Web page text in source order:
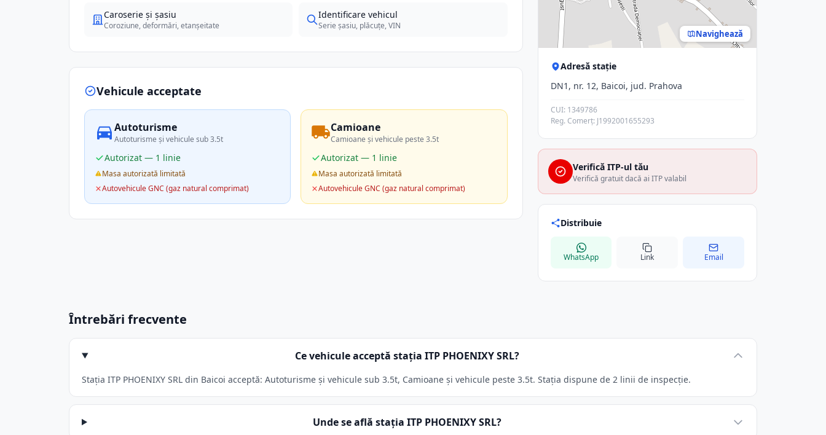
Caroserie și șasiu
Coroziune, deformări, etanșeitate
Identificare vehicul
Serie șasiu, plăcuțe, VIN
Vehicule acceptate
Autoturisme
Autoturisme și vehicule sub 3.5t
Autorizat — 1 linie
Masa autorizată limitată
Autovehicule GNC (gaz natural comprimat)
Camioane
Camioane și vehicule peste 3.5t
Autorizat — 1 linie
Masa autorizată limitată
Autovehicule GNC (gaz natural comprimat)
Navighează
Adresă stație
DN1, nr. 12, Baicoi, jud. Prahova
CUI: 1349786
Reg. Comerț: J1992001655293
Verifică ITP-ul tău
Verifică gratuit dacă ai ITP valabil
Distribuie
WhatsApp Link Email
Întrebări frecvente
Ce vehicule acceptă stația ITP PHOENIXY SRL?
Stația ITP PHOENIXY SRL din Baicoi acceptă: Autoturisme și vehicule sub 3.5t, Camioane și vehicule peste 3.5t. Stația dispune de 2 linii de inspecție.
Unde se află stația ITP PHOENIXY SRL?